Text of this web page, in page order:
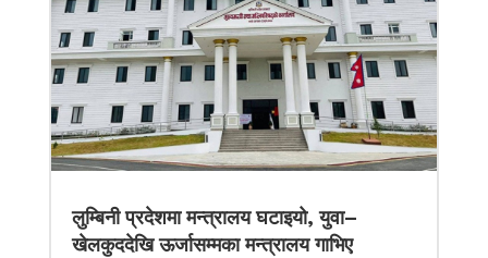
लुम्बिनी प्रदेशमा मन्त्रालय घटाइयो, युवा–
खेलकुददेखि ऊर्जासम्मका मन्त्रालय गाभिए